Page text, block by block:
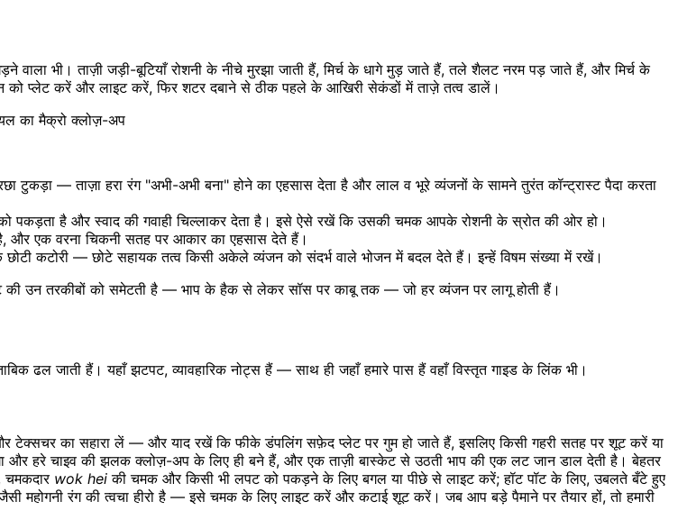
भी। ताज़ी जड़ी-बूटियाँ रोशनी के नीचे मुरझा जाती हैं, मिर्च के धागे मुड़ जाते हैं, तले शैलट नरम पड़ जाते हैं, और मिर्च के
को प्लेट करें और लाइट करें, फिर शटर दबाने से ठीक पहले के आखिरी सेकंडों में ताज़े तत्व डालें।
का मैक्रो क्लोज़-अप
टुकड़ा — ताज़ा हरा रंग "अभी-अभी बना" होने का एहसास देता है और लाल व भूरे व्यंजनों के सामने तुरंत कॉन्ट्रास्ट पैदा करता
पकड़ता है और स्वाद की गवाही चिल्लाकर देता है। इसे ऐसे रखें कि उसकी चमक आपके रोशनी के स्रोत की ओर हो।
एक वरना चिकनी सतह पर आकार का एहसास देते हैं।
कटोरी — छोटे सहायक तत्व किसी अकेले व्यंजन को संदर्भ वाले भोजन में बदल देते हैं। इन्हें विषम संख्या में रखें।
की उन तरकीबों को समेटती है — भाप के हैक से लेकर सॉस पर काबू तक — जो हर व्यंजन पर लागू होती हैं।
ढल जाती हैं। यहाँ झटपट, व्यावहारिक नोट्स हैं — साथ ही जहाँ हमारे पास हैं वहाँ विस्तृत गाइड के लिंक भी।
टेक्सचर का सहारा लें — और याद रखें कि फीके डंपलिंग सफ़ेद प्लेट पर गुम हो जाते हैं, इसलिए किसी गहरी सतह पर शूट करें या
और हरे चाइव की झलक क्लोज़-अप के लिए ही बने हैं, और एक ताज़ी बास्केट से उठती भाप की एक लट जान डाल देती है। बेहतर
चमकदार wok hei की चमक और किसी भी लपट को पकड़ने के लिए बगल या पीछे से लाइट करें; हॉट पॉट के लिए, उबलते बँटे हुए
रंग की त्वचा हीरो है — इसे चमक के लिए लाइट करें और कटाई शूट करें। जब आप बड़े पैमाने पर तैयार हों, तो हमारी